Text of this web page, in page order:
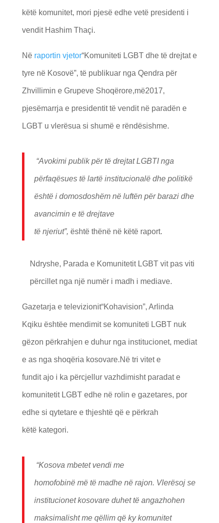
këtë komunitet, mori pjesë edhe vetë presidenti i
vendit Hashim Thaçi.
Në raportin vjetor“Komuniteti LGBT dhe të drejtat e
tyre në Kosovë”, të publikuar nga Qendra për
Zhvillimin e Grupeve Shoqërore,më2017,
pjesëmarrja e presidentit të vendit në paradën e
LGBT u vlerësua si shumë e rëndësishme.
“Avokimi publik për të drejtat LGBTI nga
përfaqësues të lartë institucionalë dhe politikë
është i domosdoshëm në luftën për barazi dhe
avancimin e të drejtave
të njeriut”, është thënë në këtë raport.
Ndryshe, Parada e Komunitetit LGBT vit pas viti
përcillet nga një numër i madh i mediave.
Gazetarja e televizionit“Kohavision”, Arlinda
Kqiku ështëe mendimit se komuniteti LGBT nuk
gëzon përkrahjen e duhur nga institucionet, mediat
e as nga shoqëria kosovare.Në tri vitet e
fundit ajo i ka përcjellur vazhdimisht paradat e
komunitetit LGBT edhe në rolin e gazetares, por
edhe si qytetare e thjeshtë që e përkrah
këtë kategori.
“Kosova mbetet vendi me
homofobinë më të madhe në rajon. Vlerësoj se
institucionet kosovare duhet të angazhohen
maksimalisht me qëllim që ky komunitet